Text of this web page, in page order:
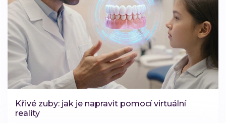
Křivé zuby: jak je napravit pomocí virtuální
reality